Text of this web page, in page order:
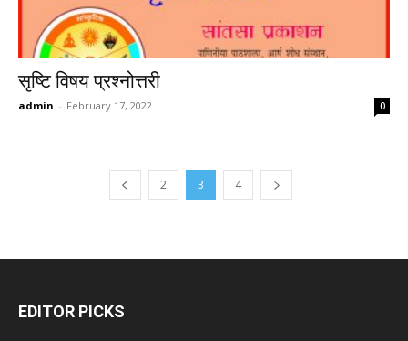
सृष्टि विषय प्रश्नोत्तरी
admin - February 17, 2022 0
2 3 4
EDITOR PICKS